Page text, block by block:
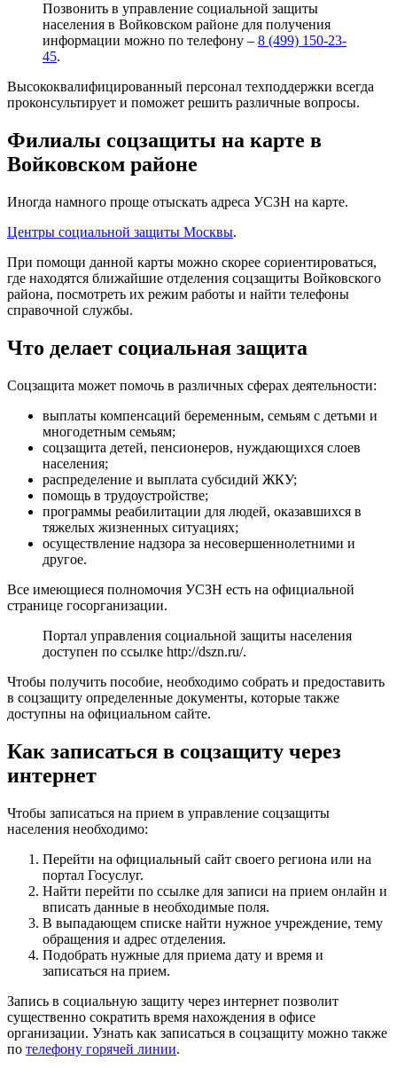
Позвонить в управление социальной защиты
населения в Войковском районе для получения
информации можно по телефону – 8 (499) 150-23-
45.
Высококвалифицированный персонал техподдержки всегда
проконсультирует и поможет решить различные вопросы.
Филиалы соцзащиты на карте в
Войковском районе
Иногда намного проще отыскать адреса УСЗН на карте.
Центры социальной защиты Москвы.
При помощи данной карты можно скорее сориентироваться,
где находятся ближайшие отделения соцзащиты Войковского
района, посмотреть их режим работы и найти телефоны
справочной службы.
Что делает социальная защита
Соцзащита может помочь в различных сферах деятельности:
выплаты компенсаций беременным, семьям с детьми и
многодетным семьям;
соцзащита детей, пенсионеров, нуждающихся слоев
населения;
распределение и выплата субсидий ЖКУ;
помощь в трудоустройстве;
программы реабилитации для людей, оказавшихся в
тяжелых жизненных ситуациях;
осуществление надзора за несовершеннолетними и
другое.
Все имеющиеся полномочия УСЗН есть на официальной
странице госорганизации.
Портал управления социальной защиты населения
доступен по ссылке http://dszn.ru/.
Чтобы получить пособие, необходимо собрать и предоставить
в соцзащиту определенные документы, которые также
доступны на официальном сайте.
Как записаться в соцзащиту через
интернет
Чтобы записаться на прием в управление соцзащиты
населения необходимо:
Перейти на официальный сайт своего региона или на
портал Госуслуг.
Найти перейти по ссылке для записи на прием онлайн и
вписать данные в необходимые поля.
В выпадающем списке найти нужное учреждение, тему
обращения и адрес отделения.
Подобрать нужные для приема дату и время и
записаться на прием.
Запись в социальную защиту через интернет позволит
существенно сократить время нахождения в офисе
организации. Узнать как записаться в соцзащиту можно также
по телефону горячей линии.